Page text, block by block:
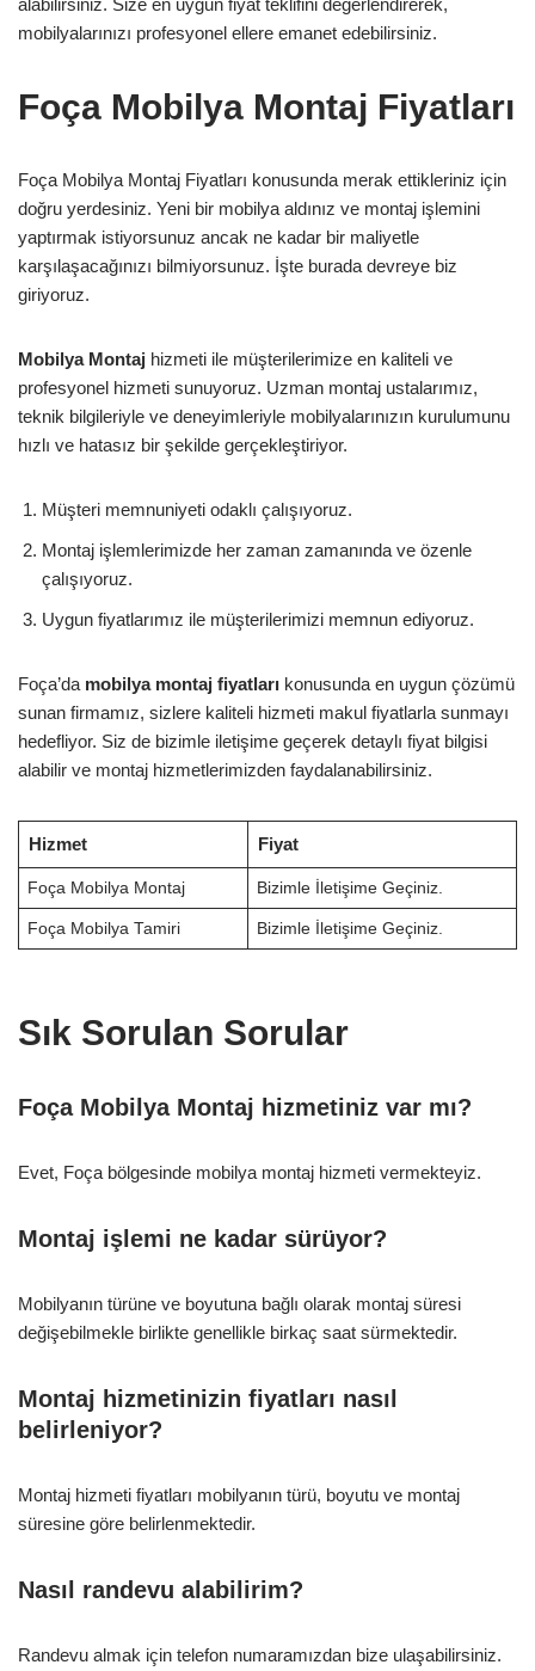
mobilyalarınızı profesyonel ellere emanet edebilirsiniz.
Foça Mobilya Montaj Fiyatları
Foça Mobilya Montaj Fiyatları konusunda merak ettikleriniz için
doğru yerdesiniz. Yeni bir mobilya aldınız ve montaj işlemini
yaptırmak istiyorsunuz ancak ne kadar bir maliyetle
karşılaşacağınızı bilmiyorsunuz. İşte burada devreye biz
giriyoruz.
Mobilya Montaj hizmeti ile müşterilerimize en kaliteli ve
profesyonel hizmeti sunuyoruz. Uzman montaj ustalarımız,
teknik bilgileriyle ve deneyimleriyle mobilyalarınızın kurulumunu
hızlı ve hatasız bir şekilde gerçekleştiriyor.
Müşteri memnuniyeti odaklı çalışıyoruz.
Montaj işlemlerimizde her zaman zamanında ve özenle
çalışıyoruz.
Uygun fiyatlarımız ile müşterilerimizi memnun ediyoruz.
Foça’da mobilya montaj fiyatları konusunda en uygun çözümü
sunan firmamız, sizlere kaliteli hizmeti makul fiyatlarla sunmayı
hedefliyor. Siz de bizimle iletişime geçerek detaylı fiyat bilgisi
alabilir ve montaj hizmetlerimizden faydalanabilirsiniz.
Hizmet Fiyat
Foça Mobilya Montaj Bizimle İletişime Geçiniz.
Foça Mobilya Tamiri Bizimle İletişime Geçiniz.
Sık Sorulan Sorular
Foça Mobilya Montaj hizmetiniz var mı?
Evet, Foça bölgesinde mobilya montaj hizmeti vermekteyiz.
Montaj işlemi ne kadar sürüyor?
Mobilyanın türüne ve boyutuna bağlı olarak montaj süresi
değişebilmekle birlikte genellikle birkaç saat sürmektedir.
Montaj hizmetinizin fiyatları nasıl
belirleniyor?
Montaj hizmeti fiyatları mobilyanın türü, boyutu ve montaj
süresine göre belirlenmektedir.
Nasıl randevu alabilirim?
Randevu almak için telefon numaramızdan bize ulaşabilirsiniz.